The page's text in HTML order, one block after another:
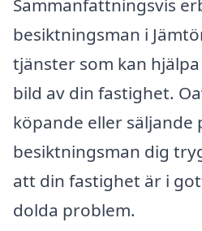
Sammanfattningsvis
besiktningsman i
tjänster som kan
bild av din fastighet.
köpande eller säljande
besiktningsman dig
att din fastighet är i
dolda problem.